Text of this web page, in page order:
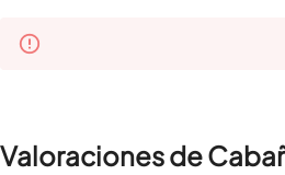
Valoraciones de